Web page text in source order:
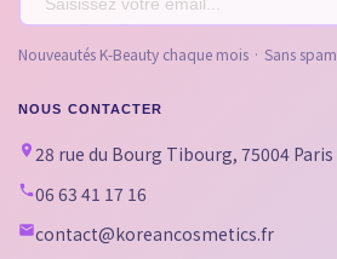
Nouveautés K-Beauty chaque mois · Sans spam
NOUS CONTACTER
28 rue du Bourg Tibourg, 75004 Paris
06 63 41 17 16
contact@koreancosmetics.fr